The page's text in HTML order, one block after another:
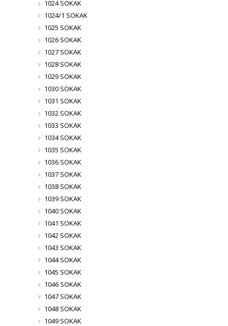
1024 SOKAK
1024/1 SOKAK
1025 SOKAK
1026 SOKAK
1027 SOKAK
1028 SOKAK
1029 SOKAK
1030 SOKAK
1031 SOKAK
1032 SOKAK
1033 SOKAK
1034 SOKAK
1035 SOKAK
1036 SOKAK
1037 SOKAK
1038 SOKAK
1039 SOKAK
1040 SOKAK
1041 SOKAK
1042 SOKAK
1043 SOKAK
1044 SOKAK
1045 SOKAK
1046 SOKAK
1047 SOKAK
1048 SOKAK
1049 SOKAK